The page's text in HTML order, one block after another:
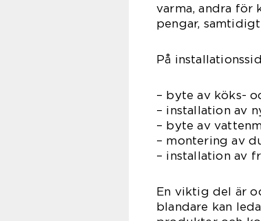
varma, andra för
pengar,
På
– byte av köks-
– installation av
– byte av
– montering av
– installation av
En viktig del är
blandare kan